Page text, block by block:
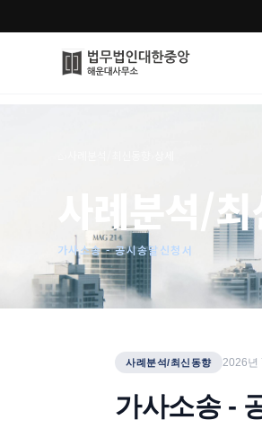
사례분석/
가사소송 - 공시송달신청서
사례분석/최신동향 2026년
가사소송 -